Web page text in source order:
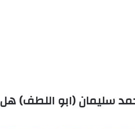
سليمان (ابو اللطف) هل